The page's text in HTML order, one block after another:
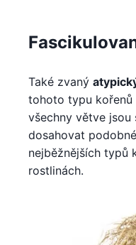
Také zvaný
tohoto typu kořenů
všechny větve jsou
dosahovat
nejběžnějších typů
rostlinách.